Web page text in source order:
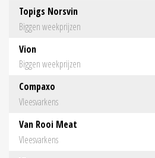
Topigs Norsvin
Biggen weekprijzen
Vion
Biggen weekprijzen
Compaxo
Vleesvarkens
Van Rooi Meat
Vleesvarkens